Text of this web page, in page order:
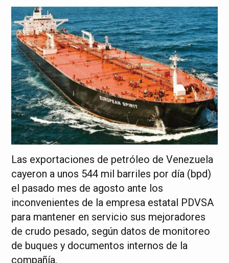
Las exportaciones de petróleo de Venezuela
cayeron a unos 544 mil barriles por día (bpd)
el pasado mes de agosto ante los
inconvenientes de la empresa estatal PDVSA
para mantener en servicio sus mejoradores
de crudo pesado, según datos de monitoreo
de buques y documentos internos de la
compañía.